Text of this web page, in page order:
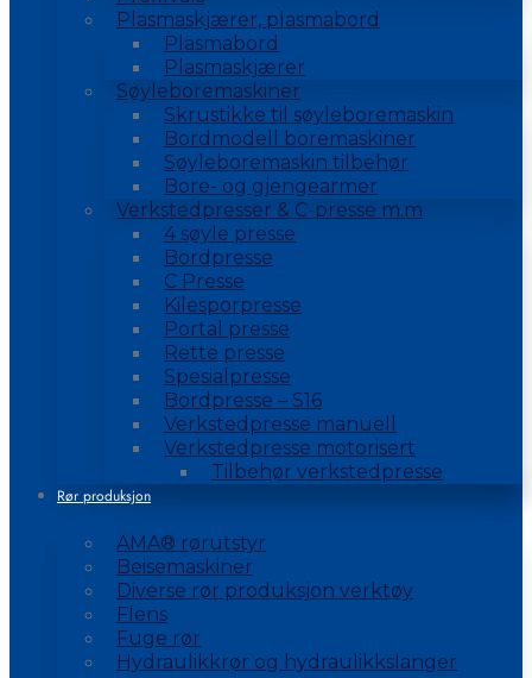
Plasmaskjærer, plasmabord
Plasmabord
Plasmaskjærer
Søyleboremaskiner
Skrustikke til søyleboremaskin
Bordmodell boremaskiner
Søyleboremaskin tilbehør
Bore- og gjengearmer
Verkstedpresser & C-presse m.m
4 søyle presse
Bordpresse
C Presse
Kilesporpresse
Portal presse
Rette presse
Spesialpresse
Bordpresse – S16
Verkstedpresse manuell
Verkstedpresse motorisert
Tilbehør verkstedpresse
Rør produksjon
AMA® rørutstyr
Beisemaskiner
Diverse rør produksjon verktøy
Flens
Fuge rør
Hydraulikkrør og hydraulikkslanger